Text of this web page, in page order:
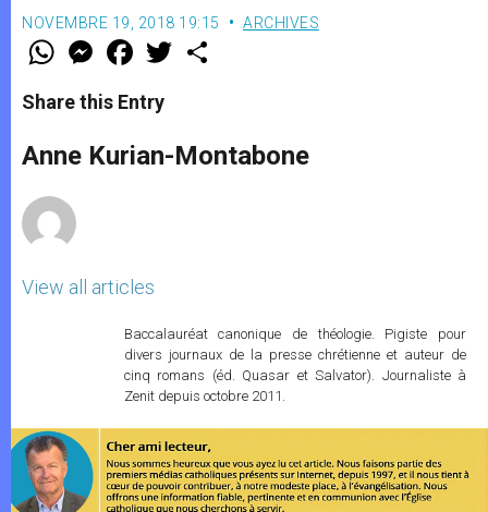
NOVEMBRE 19, 2018 19:15 ARCHIVES
W
t
s
p
p
M
e
s
e
g
e
F
a
e
b
o
k
w
r
Share this Entry
Anne Kurian-Montabone
View all articles
Baccalauréat canonique de théologie. Pigiste pour
divers journaux de la presse chrétienne et auteur de
cinq romans (éd. Quasar et Salvator). Journaliste à
Zenit depuis octobre 2011.